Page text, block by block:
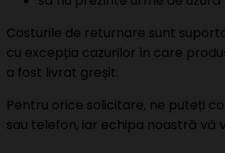
Costurile de returnare sunt
cu excepția cazurilor în care
a fost livrat greșit.
Pentru orice solicitare, ne puteți
sau telefon, iar echipa noastră vă